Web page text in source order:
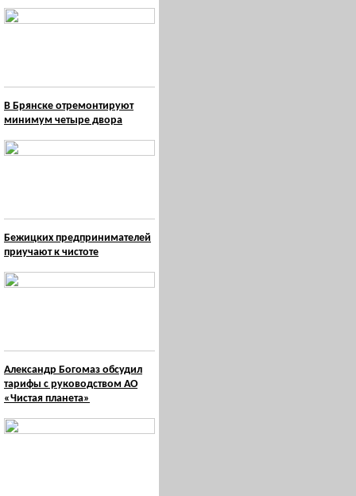
В Брянске отремонтируют
минимум четыре двора
Бежицких предпринимателей
приучают к чистоте
Александр Богомаз обсудил
тарифы с руководством АО
«Чистая планета»